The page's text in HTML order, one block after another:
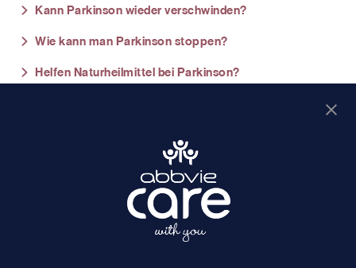
Kann Parkinson wieder verschwinden?
Wie kann man Parkinson stoppen?
Helfen Naturheilmittel bei Parkinson?
© 2026 AbbVie Deutschland GmbH & Co. KG